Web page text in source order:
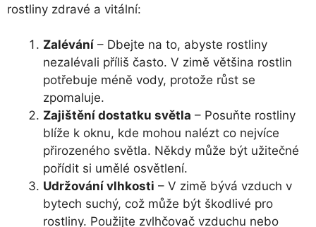
rostliny zdravé a vitální:
Zalévání – Dbejte na to, abyste rostliny
nezalévali příliš často. V zimě většina rostlin
potřebuje méně vody, protože růst se
zpomaluje.
Zajištění dostatku světla – Posuňte rostliny
blíže k oknu, kde mohou nalézt co nejvíce
přirozeného světla. Někdy může být užitečné
pořídit si umělé osvětlení.
Udržování vlhkosti – V zimě bývá vzduch v
bytech suchý, což může být škodlivé pro
rostliny. Použijte zvlhčovač vzduchu nebo